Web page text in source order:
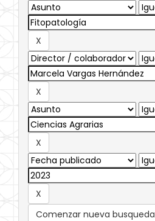
Comenzar nueva busqueda